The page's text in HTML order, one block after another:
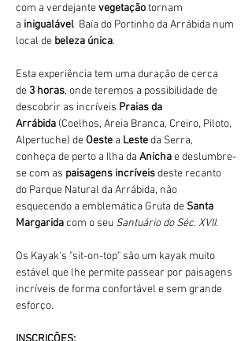
com a verdejante vegetação tornam
a inigualável Baía do Portinho da Arrábida num
local de beleza única.
Esta experiência tem uma duração de cerca
de 3 horas, onde teremos a possibilidade de
descobrir as incríveis Praias da
Arrábida (Coelhos, Areia Branca, Creiro, Piloto,
Alpertuche) de Oeste a Leste da Serra,
conheça de perto a Ilha da Anicha e deslumbre-
se com as paisagens incríveis deste recanto
do Parque Natural da Arrábida, não
esquecendo a emblemática Gruta de Santa
Margarida com o seu Santuário do Séc. XVII.
Os Kayak's "sit-on-top" são um kayak muito
estável que lhe permite passear por paisagens
incríveis de forma confortável e sem grande
esforço.